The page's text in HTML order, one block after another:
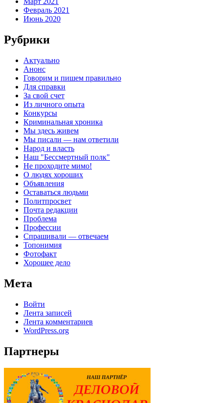
Февраль 2021
Июнь 2020
Рубрики
Актуально
Анонс
Говорим и пишем правильно
Для справки
За свой счет
Из личного опыта
Конкурсы
Криминальная хроника
Мы здесь живем
Мы писали — нам ответили
Народ и власть
Наш "Бессмертный полк"
Не проходите мимо!
О людях хороших
Объявления
Оставаться людьми
Политпросвет
Почта редакции
Проблема
Профессии
Спрашивали — отвечаем
Топонимия
Фотофакт
Хорошее дело
Мета
Войти
Лента записей
Лента комментариев
WordPress.org
Партнеры